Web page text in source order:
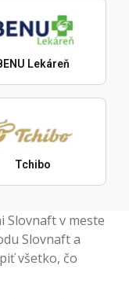
Lekáreň
Tchibo
Slovnaft v meste
Slovnaft a
všetko, čo